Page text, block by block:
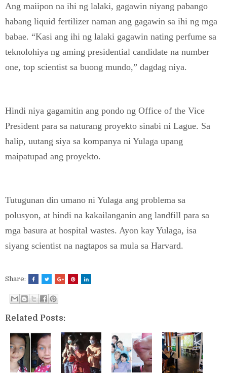
Ang maiipon na ihi ng lalaki, gagawin niyang pabango
habang liquid fertilizer naman ang gagawin sa ihi ng mga
babae. “Kasi ang ihi ng lalaki gagawin nating perfume sa
teknolohiya ng aming presidential candidate na number
one, top scientist sa buong mundo,” dagdag niya.
Hindi niya gagamitin ang pondo ng Office of the Vice
President para sa naturang proyekto sinabi ni Lague. Sa
halip, uutang siya sa kompanya ni Yulaga upang
maipatupad ang proyekto.
Tutugunan din umano ni Yulaga ang problema sa
polusyon, at hindi na kakailanganin ang landfill para sa
mga basura at hospital wastes. Ayon kay Yulaga, isa
siyang scientist na nagtapos sa mula sa Harvard.
Share:
Related Posts: